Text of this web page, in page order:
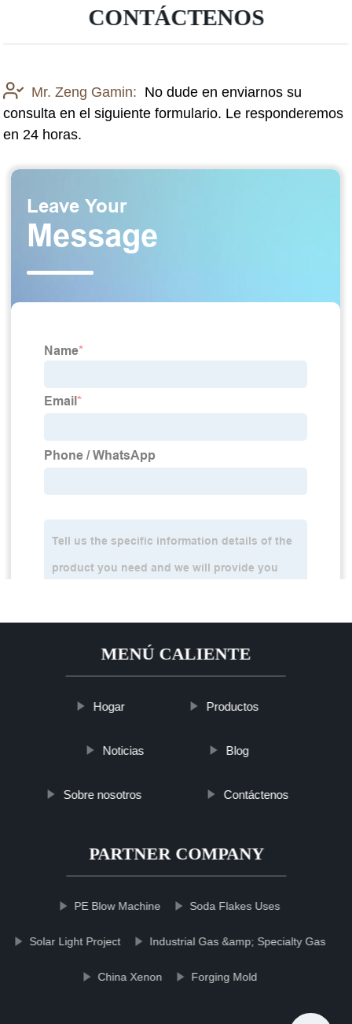
CONTÁCTENOS
Mr. Zeng Gamin: No dude en enviarnos su
consulta en el siguiente formulario. Le responderemos
en 24 horas.
MENÚ CALIENTE
Hogar Productos
Noticias Blog
Sobre nosotros Contáctenos
PARTNER COMPANY
PE Blow Machine Soda Flakes Uses
Solar Light Project Industrial Gas &amp; Specialty Gas
China Xenon Forging Mold